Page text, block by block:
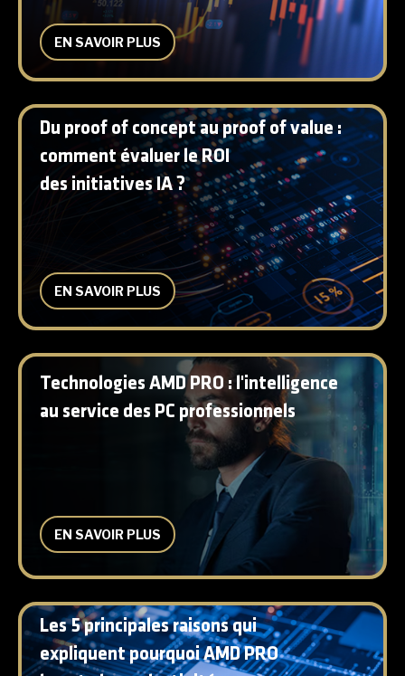
EN SAVOIR PLUS
Du proof of concept au proof of value :
comment évaluer le ROI
des initiatives IA ?
EN SAVOIR PLUS
Technologies AMD PRO : l'intelligence
au service des PC professionnels
EN SAVOIR PLUS
Les 5 principales raisons qui
expliquent pourquoi AMD PRO